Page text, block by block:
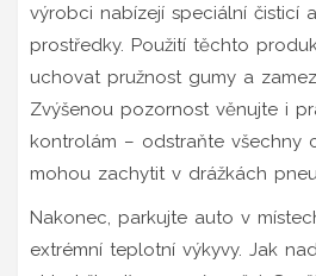
výrobci nabízejí speciální čisticí
prostředky. Použití těchto
uchovat pružnost gumy a
Zvýšenou pozornost věnujte i
kontrolám – odstraňte všechny
mohou zachytit v drážkách
Nakonec, parkujte auto v
extrémní teplotní výkyvy. Jak